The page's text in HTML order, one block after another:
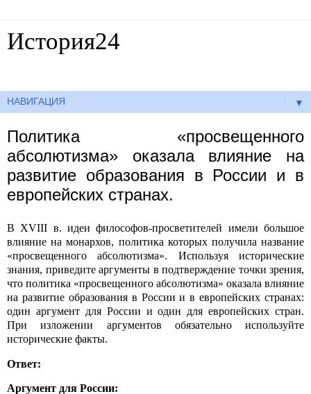
История24
▼
Политика «просвещенного
абсолютизма» оказала влияние на
развитие образования в России и в
европейских странах.
В XVIII в. идеи философов-просветителей имели большое
влияние на монархов, политика которых получила название
«просвещенного абсолютизма». Используя исторические
знания, приведите аргументы в подтверждение точки зрения,
что политика «просвещенного абсолютизма» оказала влияние
на развитие образования в России и в европейских странах:
один аргумент для России и один для европейских стран.
При изложении аргументов обязательно используйте
исторические факты.
Ответ:
Аргумент для России: